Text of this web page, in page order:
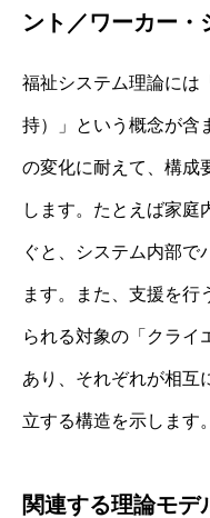
ント／ワーカー・
福祉システム理論には
持）」という概念が含
の変化に耐えて、構成
します。たとえば家庭
ぐと、システム内部で
ます。また、支援を行
られる対象の「クライ
あり、それぞれが相互
立する構造を示します。
関連する理論モ